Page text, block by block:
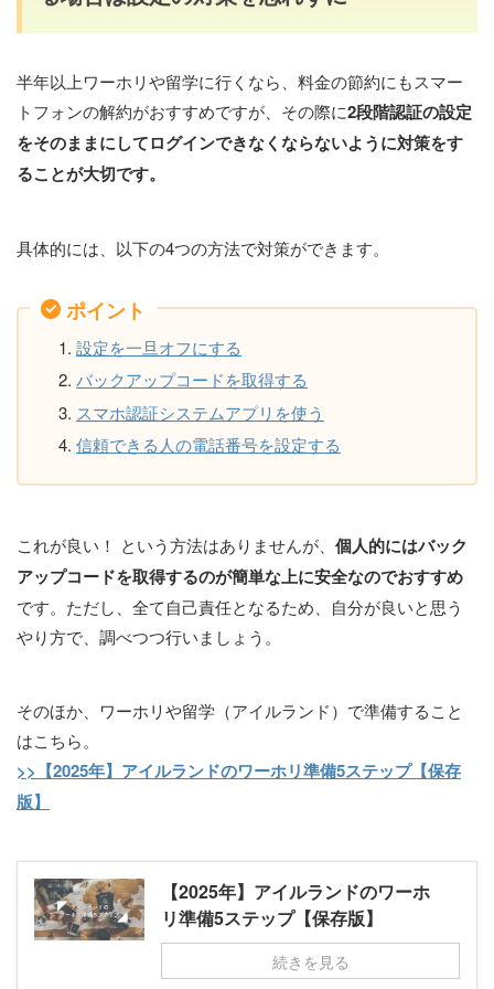
半年以上ワーホリや留学に行くなら、料金の節約にもスマー
トフォンの解約がおすすめですが、その際に2段階認証の設定
をそのままにしてログインできなくならないように対策をす
ることが大切です。
具体的には、以下の4つの方法で対策ができます。
ポイント
設定を一旦オフにする
バックアップコードを取得する
スマホ認証システムアプリを使う
信頼できる人の電話番号を設定する
これが良い！ という方法はありませんが、 個人的にはバック
アップコードを取得するのが簡単な上に安全なのでおすすめ
です。ただし、全て自己責任となるため、自分が良いと思う
やり方で、調べつつ行いましょう。
そのほか、ワーホリや留学（アイルランド）で準備すること
はこちら。
>>【2025年】アイルランドのワーホリ準備5ステップ【保存
版】
【2025年】アイルランドのワーホ
リ準備5ステップ【保存版】
続きを見る